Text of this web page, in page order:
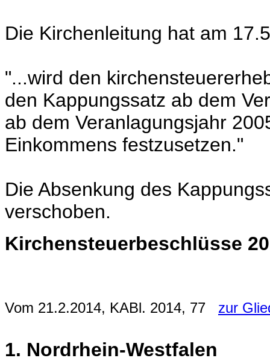
Die Kirchenleitung hat am
"...wird den
den Kappungssatz ab dem
ab dem Veranlagungsjahr
Einkommens festzusetzen."
Die Absenkung des
verschoben.
Kirchensteuerbeschlüsse
Vom 21.2.2014, KABl. 2014, 77 zur
1. Nordrhein-Westfalen